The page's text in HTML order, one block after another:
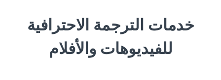
خدمات الترجمة الاحترافية
للفيديوهات والأفلام